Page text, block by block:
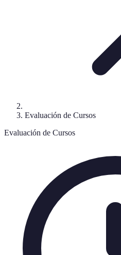
Evaluación de Cursos
Evaluación de Cursos